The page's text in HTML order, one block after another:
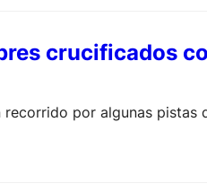
crucificados
por algunas pistas